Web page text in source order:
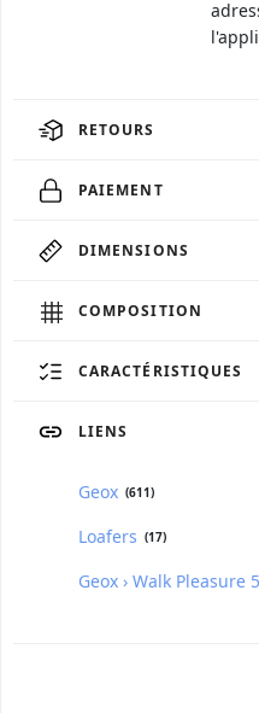
RETOURS
PAIEMENT
DIMENSIONS
COMPOSITION
CARACTÉRISTIQUES
LIENS
Geox (611)
Loafers (17)
Geox › Walk Pleasure